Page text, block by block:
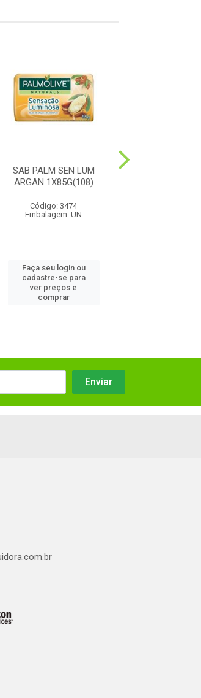
SAB PALM SEN LUM
ARGAN 1X85G(108)
Código: 3474
Embalagem: UN
Faça seu login ou
cadastre-se para
ver preços e
comprar